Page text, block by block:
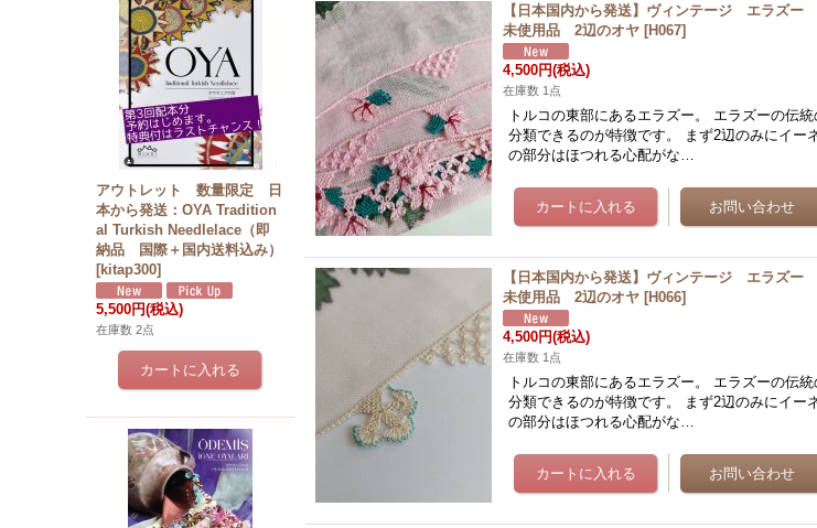
アウトレット 数量限定 日
本から発送：OYA Tradition
al Turkish Needlelace（即
納品 国際＋国内送料込み）
[kitap300]
5,500円(税込)
在庫数 2点
【日本国内から発送】ヴィンテージ エラズ
未使用品 2辺のオヤ [H067]
4,500円(税込)
在庫数 1点
トルコの東部にあるエラズー。 エラズーの伝
分類できるのが特徴です。 まず2辺のみにイー
の部分はほつれる心配がな…
【日本国内から発送】ヴィンテージ エラズ
未使用品 2辺のオヤ [H066]
4,500円(税込)
在庫数 1点
トルコの東部にあるエラズー。 エラズーの伝
分類できるのが特徴です。 まず2辺のみにイー
の部分はほつれる心配がな…